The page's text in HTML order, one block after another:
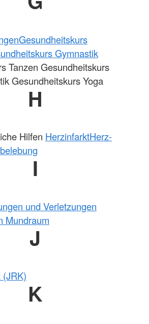
Gesundheitskurs
Gymnastik
Tanzen Gesundheitskurs
Gesundheitskurs Yoga
H
Hilfen HerzinfarktHerz-
I
und Verletzungen
Mundraum
J
K